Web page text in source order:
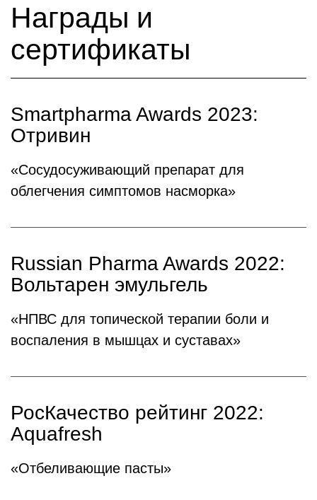
Награды и
сертификаты
Smartpharma Awards 2023:
Отривин
«Сосудосуживающий препарат для
облегчения симптомов насморка»
Russian Pharma Awards 2022:
Вольтарен эмульгель
«НПВС для топической терапии боли и
воспаления в мышцах и суставах»
РосКачество рейтинг 2022:
Aquafresh
«Отбеливающие пасты»